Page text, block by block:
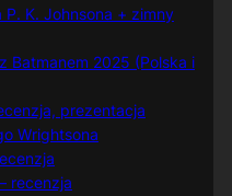
K. Johnsona + zimny
Batmanem 2025 (Polska i
prezentacja
Wrightsona
recenzja